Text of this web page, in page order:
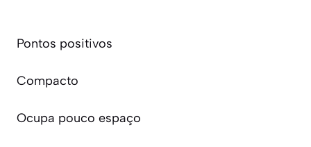
Pontos positivos
Compacto
Ocupa pouco espaço